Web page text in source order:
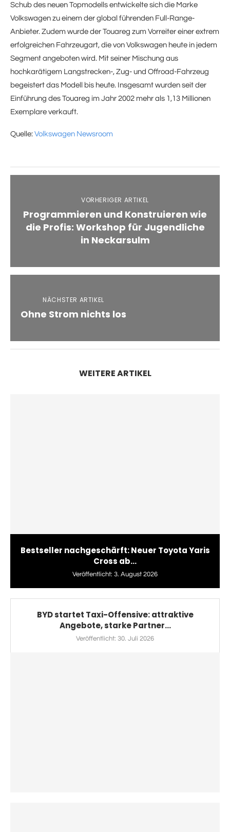
Schub des neuen Topmodells entwickelte sich die Marke
Volkswagen zu einem der global führenden Full-Range-
Anbieter. Zudem wurde der Touareg zum Vorreiter einer extrem
erfolgreichen Fahrzeugart, die von Volkswagen heute in jedem
Segment angeboten wird. Mit seiner Mischung aus
hochkarätigem Langstrecken-, Zug- und Offroad-Fahrzeug
begeistert das Modell bis heute. Insgesamt wurden seit der
Einführung des Touareg im Jahr 2002 mehr als 1,13 Millionen
Exemplare verkauft.
Quelle: Volkswagen Newsroom
VORHERIGER ARTIKEL
Programmieren und Konstruieren wie
die Profis: Workshop für Jugendliche
in Neckarsulm
NÄCHSTER ARTIKEL
Ohne Strom nichts los
WEITERE ARTIKEL
Bestseller nachgeschärft: Neuer Toyota Yaris
Cross ab...
Veröffentlicht: 3. August 2026
BYD startet Taxi-Offensive: attraktive
Angebote, starke Partner...
Veröffentlicht: 30. Juli 2026